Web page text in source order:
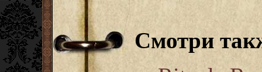
Смотри